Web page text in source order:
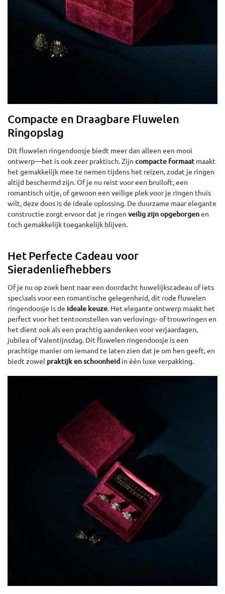
Compacte en Draagbare Fluwelen
Ringopslag
Dit fluwelen ringendoosje biedt meer dan alleen een mooi
ontwerp—het is ook zeer praktisch. Zijn compacte formaat maakt
het gemakkelijk mee te nemen tijdens het reizen, zodat je ringen
altijd beschermd zijn. Of je nu reist voor een bruiloft, een
romantisch uitje, of gewoon een veilige plek voor je ringen thuis
wilt, deze doos is de ideale oplossing. De duurzame maar elegante
constructie zorgt ervoor dat je ringen veilig zijn opgeborgenen
toch gemakkelijk toegankelijk blijven.
Het Perfecte Cadeau voor
Sieradenliefhebbers
Of je nu op zoek bent naar een doordacht huwelijkscadeau of iets
speciaals voor een romantische gelegenheid, dit rode fluwelen
ringendoosje is de ideale keuze. Het elegante ontwerp maakt het
perfect voor het tentoonstellen van verlovings- of trouwringen en
het dient ook als een prachtig aandenken voor verjaardagen,
jubilea of Valentijnsdag. Dit fluwelen ringendoosje is een
prachtige manier om iemand te laten zien dat je om hen geeft, en
biedt zowel praktijk en schoonheid in één luxe verpakking.